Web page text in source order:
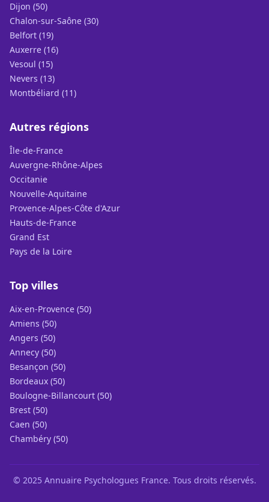
Dijon (50)
Chalon-sur-Saône (30)
Belfort (19)
Auxerre (16)
Vesoul (15)
Nevers (13)
Montbéliard (11)
Autres régions
Île-de-France
Auvergne-Rhône-Alpes
Occitanie
Nouvelle-Aquitaine
Provence-Alpes-Côte d'Azur
Hauts-de-France
Grand Est
Pays de la Loire
Top villes
Aix-en-Provence (50)
Amiens (50)
Angers (50)
Annecy (50)
Besançon (50)
Bordeaux (50)
Boulogne-Billancourt (50)
Brest (50)
Caen (50)
Chambéry (50)
© 2025 Annuaire Psychologues France. Tous droits réservés.